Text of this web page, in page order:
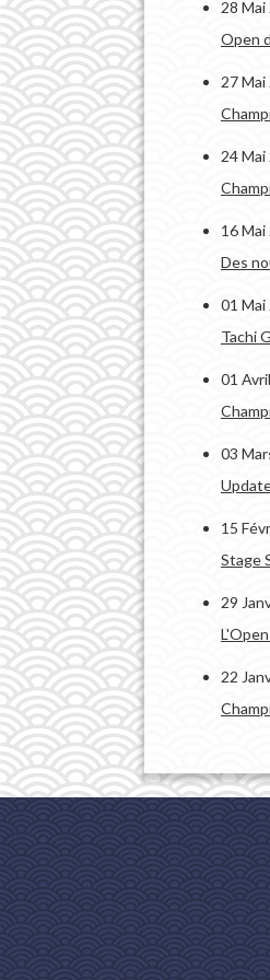
28 Mai
Open
27 Mai
24 Mai
16 Mai
Des
01 Mai
Tachi
01
03
15
Stage
29
22